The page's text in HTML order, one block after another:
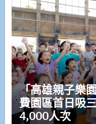
「高雄親子樂
費園區首日吸
4,000人次